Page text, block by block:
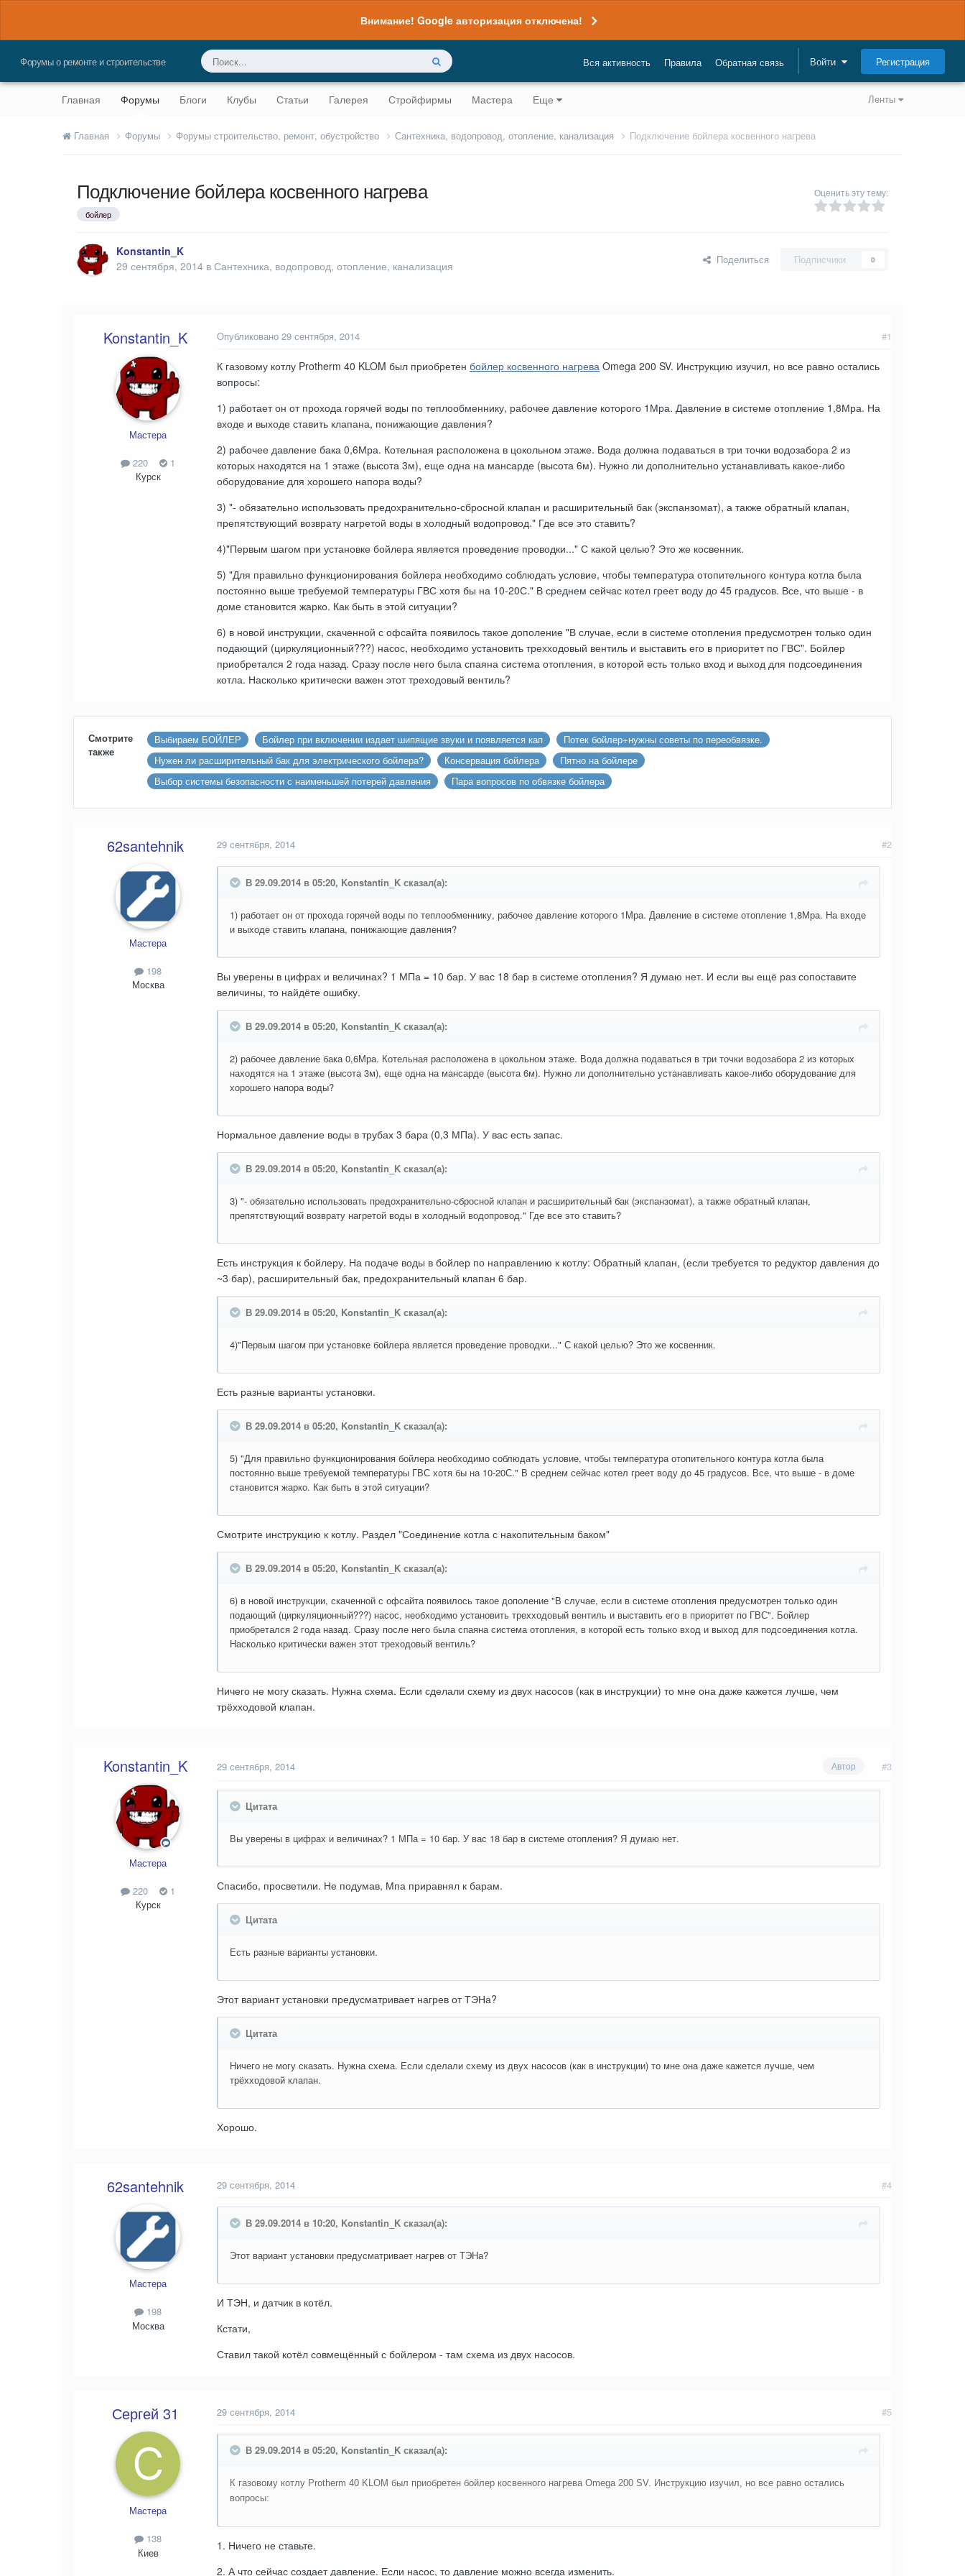
Внимание! Google авторизация отключена!
Форумы о ремонте и строительстве Вся активность Правила Обратная связь Войти Регистрация
Ленты
Главная Форумы Блоги Клубы Статьи Галерея Стройфирмы Мастера Еще
Главная Форумы Форумы строительство, ремонт, обустройство Сантехника, водопровод, отопление, канализация Подключение бойлера косвенного нагрева
Подключение бойлера косвенного нагрева
бойлер
Оценить эту тему:
Konstantin_K
29 сентября, 2014 в Сантехника, водопровод, отопление, канализация Поделиться Подписчики 0
Konstantin_K
Мастера
220
1
Курск
#1
Опубликовано 29 сентября, 2014
К газовому котлу Protherm 40 KLOM был приобретен бойлер косвенного нагрева Omega 200 SV. Инструкцию изучил, но все равно остались
вопросы:
1) работает он от прохода горячей воды по теплообменнику, рабочее давление которого 1Мра. Давление в системе отопление 1,8Мра. На
входе и выходе ставить клапана, понижающие давления?
2) рабочее давление бака 0,6Мра. Котельная расположена в цокольном этаже. Вода должна подаваться в три точки водозабора 2 из
которых находятся на 1 этаже (высота 3м), еще одна на мансарде (высота 6м). Нужно ли дополнительно устанавливать какое-либо
оборудование для хорошего напора воды?
3) "- обязательно использовать предохранительно-сбросной клапан и расширительный бак (экспанзомат), а также обратный клапан,
препятствующий возврату нагретой воды в холодный водопровод." Где все это ставить?
4)"Первым шагом при установке бойлера является проведение проводки..." С какой целью? Это же косвенник.
5) "Для правильно функционирования бойлера необходимо соблюдать условие, чтобы температура отопительного контура котла была
постоянно выше требуемой температуры ГВС хотя бы на 10-20С." В среднем сейчас котел греет воду до 45 градусов. Все, что выше - в
доме становится жарко. Как быть в этой ситуации?
6) в новой инструкции, скаченной с офсайта появилось такое дополение "В случае, если в системе отопления предусмотрен только один
подающий (циркуляционный???) насос, необходимо установить трехходовый вентиль и выставить его в приоритет по ГВС". Бойлер
приобретался 2 года назад. Сразу после него была спаяна система отопления, в которой есть только вход и выход для подсоединения
котла. Насколько критически важен этот треходовый вентиль?
Смотрите
также
Выбираем БОЙЛЕР Бойлер при включении издает шипящие звуки и появляется кап
Потек бойлер+нужны советы по переобвязке.
Нужен ли расширительный бак для электрического бойлера?
Консервация бойлера
Пятно на бойлере
Выбор системы безопасности с наименьшей потерей давления
Пара вопросов по обвязке бойлера
62santehnik
Мастера
198
Москва
#2
29 сентября, 2014
В 29.09.2014 в 05:20, Konstantin_K сказал(а):
1) работает он от прохода горячей воды по теплообменнику, рабочее давление которого 1Мра. Давление в системе отопление 1,8Мра. На входе
и выходе ставить клапана, понижающие давления?
Вы уверены в цифрах и величинах? 1 МПа = 10 бар. У вас 18 бар в системе отопления? Я думаю нет. И если вы ещё раз сопоставите
величины, то найдёте ошибку.
В 29.09.2014 в 05:20, Konstantin_K сказал(а):
2) рабочее давление бака 0,6Мра. Котельная расположена в цокольном этаже. Вода должна подаваться в три точки водозабора 2 из которых
находятся на 1 этаже (высота 3м), еще одна на мансарде (высота 6м). Нужно ли дополнительно устанавливать какое-либо оборудование для
хорошего напора воды?
Нормальное давление воды в трубах 3 бара (0,3 МПа). У вас есть запас.
В 29.09.2014 в 05:20, Konstantin_K сказал(а):
3) "- обязательно использовать предохранительно-сбросной клапан и расширительный бак (экспанзомат), а также обратный клапан,
препятствующий возврату нагретой воды в холодный водопровод." Где все это ставить?
Есть инструкция к бойлеру. На подаче воды в бойлер по направлению к котлу: Обратный клапан, (если требуется то редуктор давления до
~3 бар), расширительный бак, предохранительный клапан 6 бар.
В 29.09.2014 в 05:20, Konstantin_K сказал(а):
4)"Первым шагом при установке бойлера является проведение проводки..." С какой целью? Это же косвенник.
Есть разные варианты установки.
В 29.09.2014 в 05:20, Konstantin_K сказал(а):
5) "Для правильно функционирования бойлера необходимо соблюдать условие, чтобы температура отопительного контура котла была
постоянно выше требуемой температуры ГВС хотя бы на 10-20С." В среднем сейчас котел греет воду до 45 градусов. Все, что выше - в доме
становится жарко. Как быть в этой ситуации?
Смотрите инструкцию к котлу. Раздел "Соединение котла с накопительным баком"
В 29.09.2014 в 05:20, Konstantin_K сказал(а):
6) в новой инструкции, скаченной с офсайта появилось такое дополение "В случае, если в системе отопления предусмотрен только один
подающий (циркуляционный???) насос, необходимо установить трехходовый вентиль и выставить его в приоритет по ГВС". Бойлер
приобретался 2 года назад. Сразу после него была спаяна система отопления, в которой есть только вход и выход для подсоединения котла.
Насколько критически важен этот треходовый вентиль?
Ничего не могу сказать. Нужна схема. Если сделали схему из двух насосов (как в инструкции) то мне она даже кажется лучше, чем
трёхходовой клапан.
Konstantin_K
Мастера
220
1
Курск
Автор #3
29 сентября, 2014
Цитата
Вы уверены в цифрах и величинах? 1 МПа = 10 бар. У вас 18 бар в системе отопления? Я думаю нет.
Спасибо, просветили. Не подумав, Мпа приравнял к барам.
Цитата
Есть разные варианты установки.
Этот вариант установки предусматривает нагрев от ТЭНа?
Цитата
Ничего не могу сказать. Нужна схема. Если сделали схему из двух насосов (как в инструкции) то мне она даже кажется лучше, чем
трёхходовой клапан.
Хорошо.
62santehnik
Мастера
198
Москва
#4
29 сентября, 2014
В 29.09.2014 в 10:20, Konstantin_K сказал(а):
Этот вариант установки предусматривает нагрев от ТЭНа?
И ТЭН, и датчик в котёл.
Кстати,
Ставил такой котёл совмещённый с бойлером - там схема из двух насосов.
Сергей 31
Мастера
138
Киев
#5
29 сентября, 2014
В 29.09.2014 в 05:20, Konstantin_K сказал(а):
К газовому котлу Protherm 40 KLOM был приобретен бойлер косвенного нагрева Omega 200 SV. Инструкцию изучил, но все равно остались
вопросы:
1. Ничего не ставьте.
2. А что сейчас создает давление. Если насос, то давление можно всегда изменить.